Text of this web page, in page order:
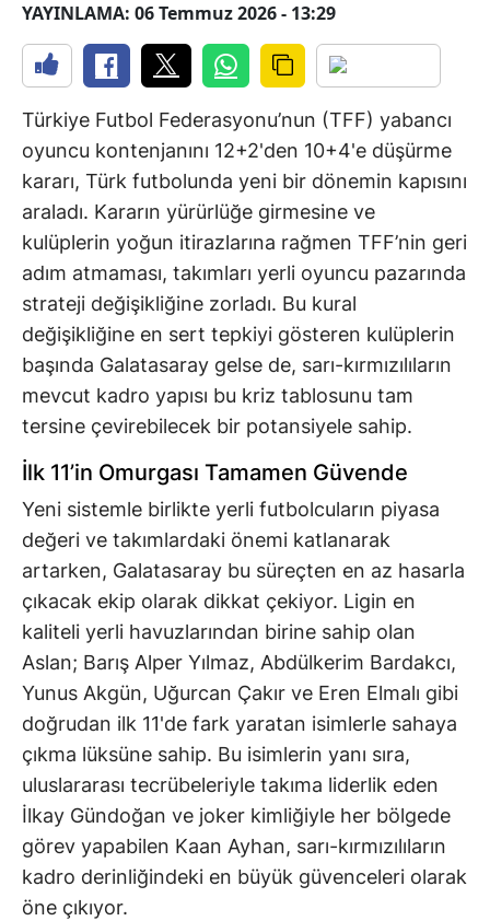
YAYINLAMA: 06 Temmuz 2026 - 13:29
Türkiye Futbol Federasyonu’nun (TFF) yabancı
oyuncu kontenjanını 12+2'den 10+4'e düşürme
kararı, Türk futbolunda yeni bir dönemin kapısını
araladı. Kararın yürürlüğe girmesine ve
kulüplerin yoğun itirazlarına rağmen TFF’nin geri
adım atmaması, takımları yerli oyuncu pazarında
strateji değişikliğine zorladı. Bu kural
değişikliğine en sert tepkiyi gösteren kulüplerin
başında Galatasaray gelse de, sarı-kırmızılıların
mevcut kadro yapısı bu kriz tablosunu tam
tersine çevirebilecek bir potansiyele sahip.
İlk 11’in Omurgası Tamamen Güvende
Yeni sistemle birlikte yerli futbolcuların piyasa
değeri ve takımlardaki önemi katlanarak
artarken, Galatasaray bu süreçten en az hasarla
çıkacak ekip olarak dikkat çekiyor. Ligin en
kaliteli yerli havuzlarından birine sahip olan
Aslan; Barış Alper Yılmaz, Abdülkerim Bardakcı,
Yunus Akgün, Uğurcan Çakır ve Eren Elmalı gibi
doğrudan ilk 11'de fark yaratan isimlerle sahaya
çıkma lüksüne sahip. Bu isimlerin yanı sıra,
uluslararası tecrübeleriyle takıma liderlik eden
İlkay Gündoğan ve joker kimliğiyle her bölgede
görev yapabilen Kaan Ayhan, sarı-kırmızılıların
kadro derinliğindeki en büyük güvenceleri olarak
öne çıkıyor.